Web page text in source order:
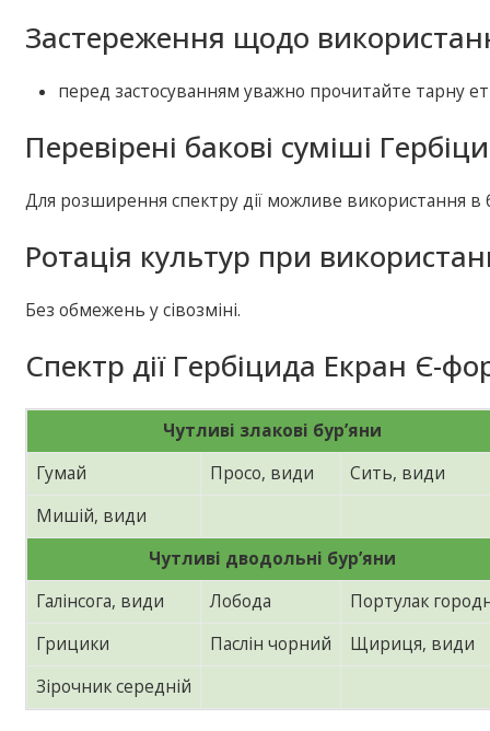
Застереження щодо
перед застосуванням уважно прочитайте тарну
Перевірені бакові суміші
Для розширення спектру дії можливе використання
Ротація культур при
Без обмежень у сівозміні.
Спектр дії Гербіцида Екран Є-
Чутливі злакові бур’яни
Гумай
Просо, види
Сить, види
Мишій, види
Чутливі дводольні бур’яни
Галінсога, види
Лобода
Портулак
Грицики
Паслін чорний
Щириця, види
Зірочник середній